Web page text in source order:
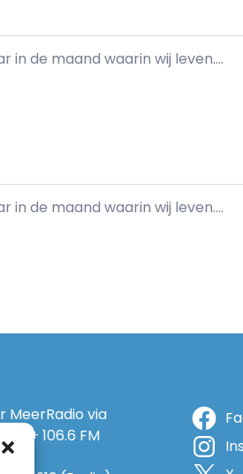
de maand waarin wij leven....
de maand waarin wij leven....
MeerRadio via
FM + 106.6 FM